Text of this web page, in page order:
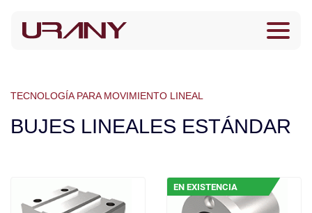
TECNOLOGÍA PARA MOVIMIENTO LINEAL
BUJES LINEALES ESTÁNDAR
EN EXISTENCIA